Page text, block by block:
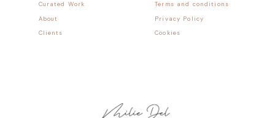
Terms and conditions
Curated Work
Privacy Policy
About
Cookies
Clients